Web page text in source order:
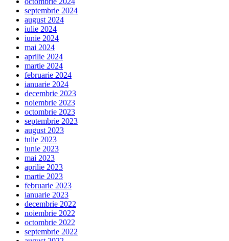
septembrie 2024
august 2024
iulie 2024
iunie 2024
mai 2024
aprilie 2024
martie 2024
februarie 2024
ianuarie 2024
decembrie 2023
noiembrie 2023
octombrie 2023
septembrie 2023
august 2023
iulie 2023
iunie 2023
mai 2023
aprilie 2023
martie 2023
februarie 2023
ianuarie 2023
decembrie 2022
noiembrie 2022
octombrie 2022
septembrie 2022